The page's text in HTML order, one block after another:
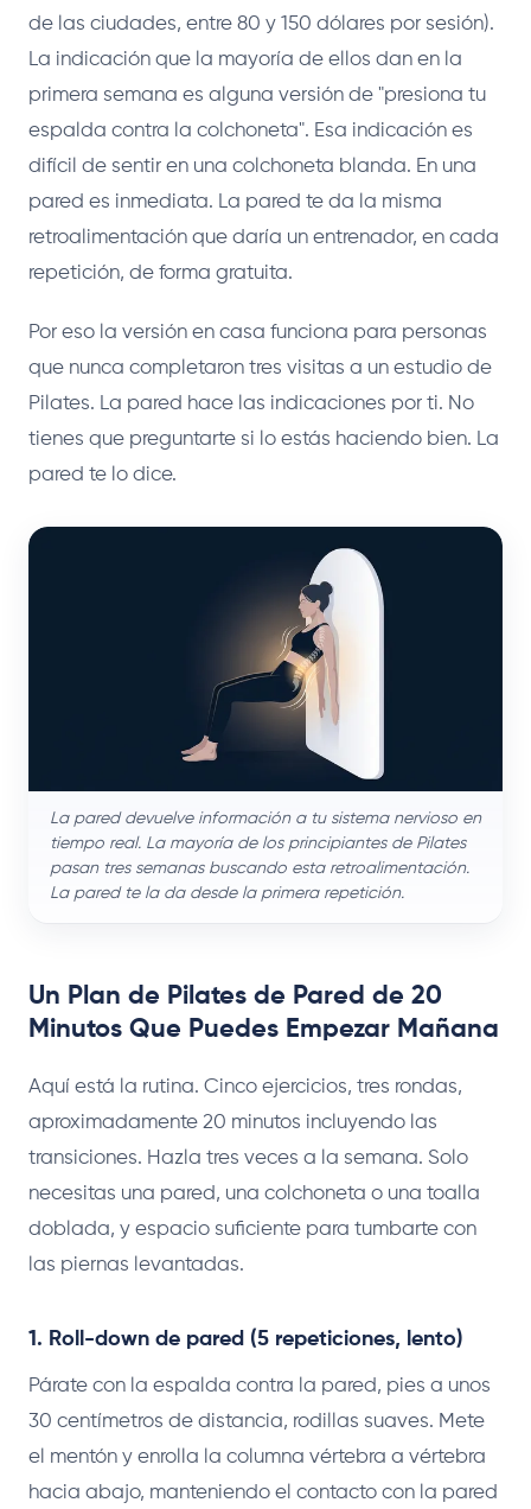
de las ciudades, entre 80 y 150 dólares por sesión).
La indicación que la mayoría de ellos dan en la
primera semana es alguna versión de "presiona tu
espalda contra la colchoneta". Esa indicación es
difícil de sentir en una colchoneta blanda. En una
pared es inmediata. La pared te da la misma
retroalimentación que daría un entrenador, en cada
repetición, de forma gratuita.
Por eso la versión en casa funciona para personas
que nunca completaron tres visitas a un estudio de
Pilates. La pared hace las indicaciones por ti. No
tienes que preguntarte si lo estás haciendo bien. La
pared te lo dice.
La pared devuelve información a tu sistema nervioso en
tiempo real. La mayoría de los principiantes de Pilates
pasan tres semanas buscando esta retroalimentación.
La pared te la da desde la primera repetición.
Un Plan de Pilates de Pared de 20
Minutos Que Puedes Empezar Mañana
Aquí está la rutina. Cinco ejercicios, tres rondas,
aproximadamente 20 minutos incluyendo las
transiciones. Hazla tres veces a la semana. Solo
necesitas una pared, una colchoneta o una toalla
doblada, y espacio suficiente para tumbarte con
las piernas levantadas.
1. Roll-down de pared (5 repeticiones, lento)
Párate con la espalda contra la pared, pies a unos
30 centímetros de distancia, rodillas suaves. Mete
el mentón y enrolla la columna vértebra a vértebra
hacia abajo, manteniendo el contacto con la pared